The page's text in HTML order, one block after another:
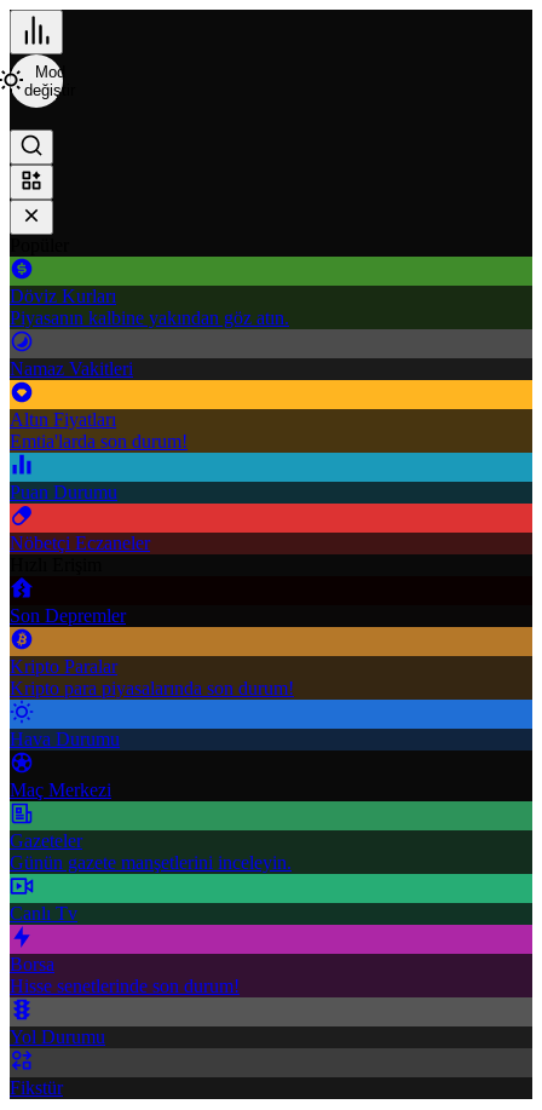
Mod
değiştir
Döviz Kurları
Piyasanın kalbine yakından göz atın.
Namaz Vakitleri
Altın Fiyatları
Emtia'larda son durum!
Puan Durumu
Nöbetçi Eczaneler
Son Depremler
Kripto Paralar
Kripto para piyasalarında son durum!
Hava Durumu
Maç Merkezi
Gazeteler
Günün gazete manşetlerini inceleyin.
Canlı Tv
Borsa
Hisse senetlerinde son durum!
Yol Durumu
Fikstür